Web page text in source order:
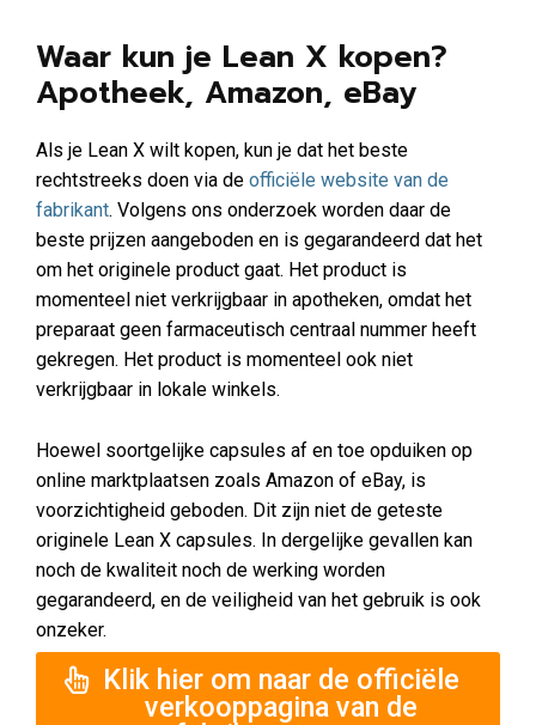
Waar kun je Lean X kopen?
Apotheek, Amazon, eBay
Als je Lean X wilt kopen, kun je dat het beste
rechtstreeks doen via de officiële website van de
fabrikant. Volgens ons onderzoek worden daar de
beste prijzen aangeboden en is gegarandeerd dat het
om het originele product gaat. Het product is
momenteel niet verkrijgbaar in apotheken, omdat het
preparaat geen farmaceutisch centraal nummer heeft
gekregen. Het product is momenteel ook niet
verkrijgbaar in lokale winkels.
Hoewel soortgelijke capsules af en toe opduiken op
online marktplaatsen zoals Amazon of eBay, is
voorzichtigheid geboden. Dit zijn niet de geteste
originele Lean X capsules. In dergelijke gevallen kan
noch de kwaliteit noch de werking worden
gegarandeerd, en de veiligheid van het gebruik is ook
onzeker.
Klik hier om naar de officiële
verkooppagina van de